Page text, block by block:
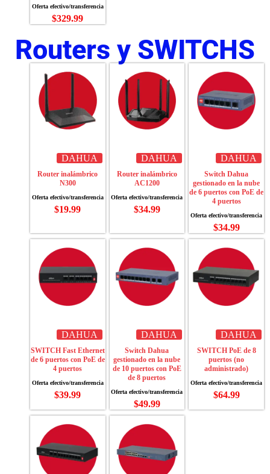
$329.99
Routers y SWITCHS
DAHUA
Router inalámbrico
N300
$19.99
DAHUA
Router inalámbrico
AC1200
$34.99
DAHUA
Switch Dahua
gestionado en la nube
de 6 puertos con PoE de
4 puertos
$34.99
DAHUA
SWITCH Fast Ethernet
de 6 puertos con PoE de
4 puertos
$39.99
DAHUA
Switch Dahua
gestionado en la nube
de 10 puertos con PoE
de 8 puertos
$49.99
DAHUA
SWITCH PoE de 8
puertos (no
administrado)
$64.99